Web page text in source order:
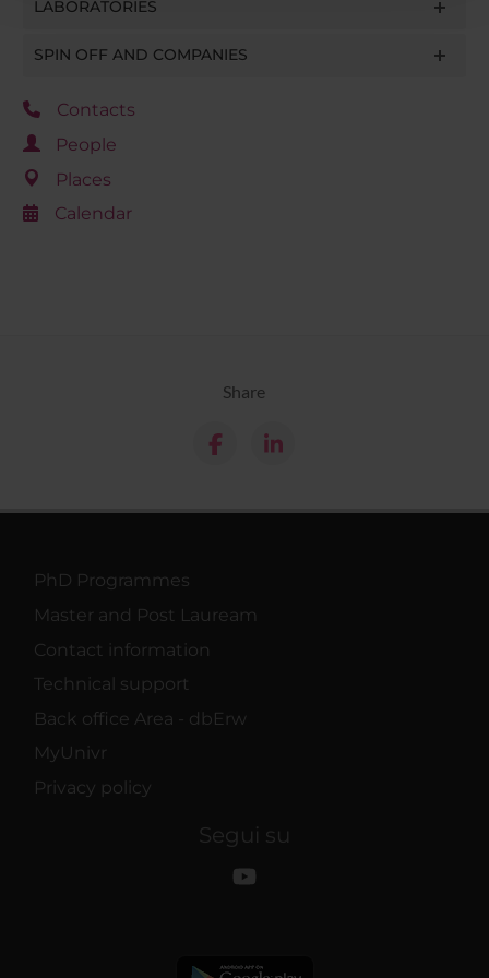
con altre informazioni che hai fornito loro o che hanno
LABORATORIES
SPIN OFF AND COMPANIES
Contacts
People
Places
Calendar
Share
PhD Programmes
Master and Post Lauream
Contact information
Technical support
Back office Area - dbErw
MyUnivr
Privacy policy
Segui su